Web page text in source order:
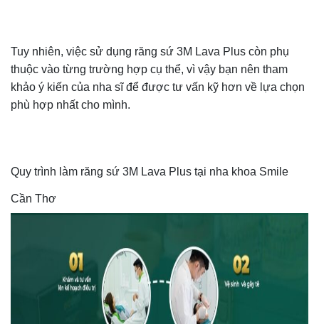
Tuy nhiên, việc sử dụng răng sứ 3M Lava Plus còn phụ
thuộc vào từng trường hợp cụ thể, vì vậy bạn nên tham
khảo ý kiến của nha sĩ để được tư vấn kỹ hơn về lựa chọn
phù hợp nhất cho mình.
Quy trình làm răng sứ 3M Lava Plus tại nha khoa Smile
Cần Thơ